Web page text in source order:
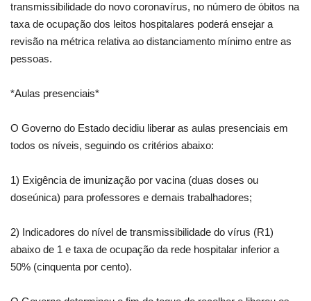
transmissibilidade do novo coronavírus, no número de óbitos na
taxa de ocupação dos leitos hospitalares poderá ensejar a
revisão na métrica relativa ao distanciamento mínimo entre as
pessoas.
*Aulas presenciais*
O Governo do Estado decidiu liberar as aulas presenciais em
todos os níveis, seguindo os critérios abaixo:
1) Exigência de imunização por vacina (duas doses ou
doseúnica) para professores e demais trabalhadores;
2) Indicadores do nível de transmissibilidade do vírus (R1)
abaixo de 1 e taxa de ocupação da rede hospitalar inferior a
50% (cinquenta por cento).